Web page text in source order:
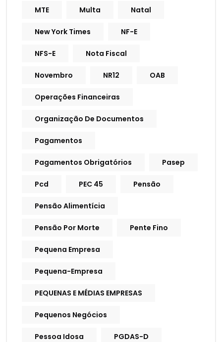
MTE Multa Natal
New York Times NF-E
NFS-E Nota Fiscal
Novembro NR12 OAB
Operações Financeiras
Organização De Documentos
Pagamentos
Pagamentos Obrigatórios Pasep
Pcd PEC 45 Pensão
Pensão Alimentícia
Pensão Por Morte Pente Fino
Pequena Empresa
Pequena-Empresa
PEQUENAS E MÉDIAS EMPRESAS
Pequenos Negócios
Pessoa Idosa PGDAS-D